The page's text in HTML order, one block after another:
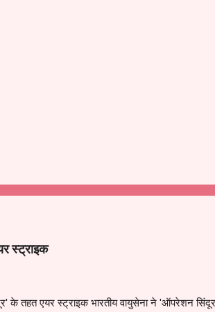
स्ट्राइक
के तहत एयर स्ट्राइक भारतीय वायुसेना ने 'ऑपरेशन